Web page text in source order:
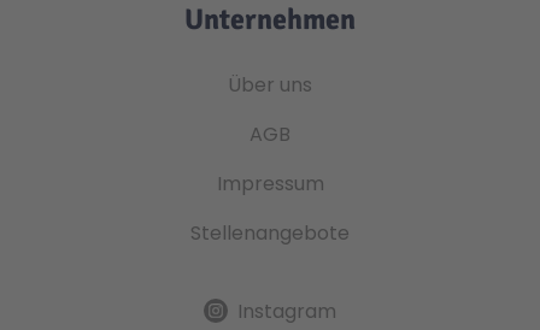
Unternehmen
Über uns
AGB
Impressum
Stellenangebote
Instagram